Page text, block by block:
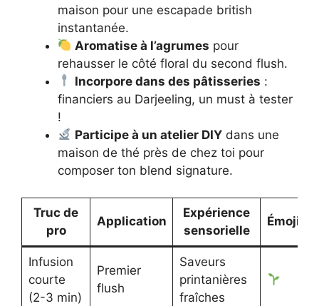
maison pour une escapade british
instantanée.
Aromatise à l’agrumes pour
rehausser le côté floral du second flush.
Incorpore dans des pâtisseries :
financiers au Darjeeling, un must à tester
!
Participe à un atelier DIY dans une
maison de thé près de chez toi pour
composer ton blend signature.
Truc de
pro
Application
Expérience
sensorielle
Émoji
Infusion
courte
(2-3 min)
Premier
flush
Saveurs
printanières
fraîches